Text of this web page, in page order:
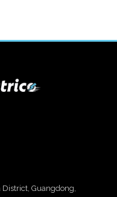
District, Guangdong,